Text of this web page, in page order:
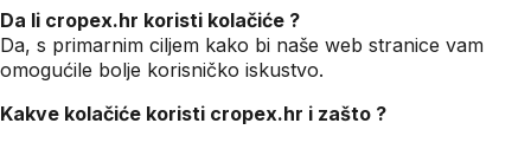
Da li cropex.hr koristi kolačiće ?
Da, s primarnim ciljem kako bi naše web stranice vam
omogućile bolje korisničko iskustvo.
Kakve kolačiće koristi cropex.hr i zašto ?